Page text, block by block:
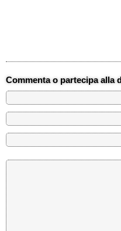
Commenta o partecipa alla